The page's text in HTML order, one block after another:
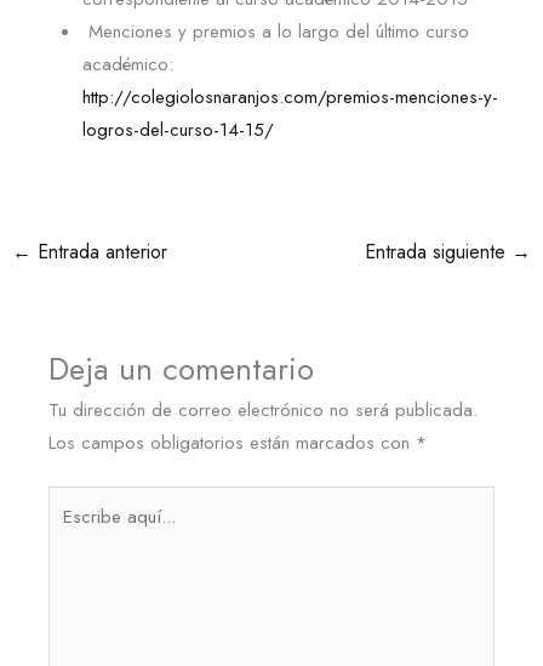
Menciones y premios a lo largo del último curso
académico:
http://colegiolosnaranjos.com/premios-menciones-y-
logros-del-curso-14-15/
← Entrada anterior Entrada siguiente →
Deja un comentario
Tu dirección de correo electrónico no será publicada.
Los campos obligatorios están marcados con *